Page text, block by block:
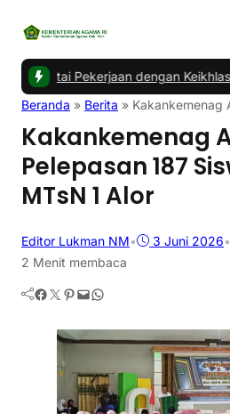
Pekerjaan dengan Keikhlasan
Beranda » Berita » Kakankemenag
Kakankemenag
Pelepasan 187
MTsN 1 Alor
Editor Lukman NM• 3 Juni 2026•
2 Menit membaca
Facebook Twitter Pinterest Mail WhatsApp